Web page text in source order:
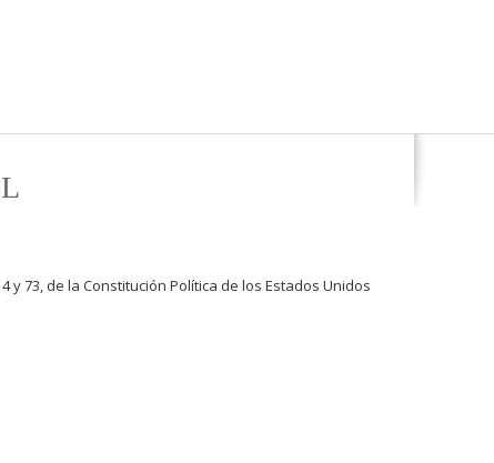
73, de la Constitución Política de los Estados Unidos